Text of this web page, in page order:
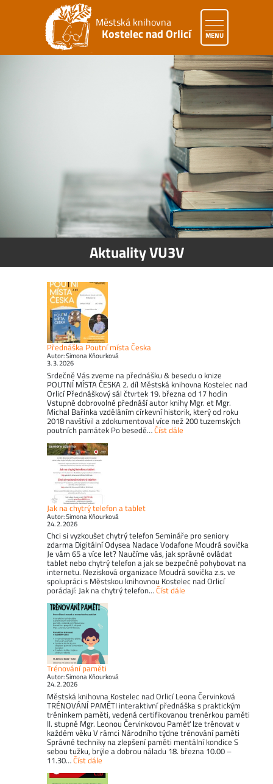
Městská knihovna
Kostelec nad Orlicí MENU
Aktuality VU3V
Přednáška Poutní místa Česka
Autor: Simona Kňourková
3. 3. 2026
Srdečně Vás zveme na přednášku & besedu o knize
POUTNÍ MÍSTA ČESKA 2. díl Městská knihovna Kostelec nad
Orlicí Přednáškový sál čtvrtek 19. března od 17 hodin
Vstupné dobrovolné přednáší autor knihy Mgr. et Mgr.
Michal Bařinka vzděláním církevní historik, který od roku
2018 navštívil a zdokumentoval více než 200 tuzemských
poutních památek Po besedě…Číst dále
Jak na chytrý telefon a tablet
Autor: Simona Kňourková
24. 2. 2026
Chci si vyzkoušet chytrý telefon Semináře pro seniory
zdarma Digitální Odysea Nadace Vodafone Moudrá sovička
Je vám 65 a více let? Naučíme vás, jak správně ovládat
tablet nebo chytrý telefon a jak se bezpečně pohybovat na
internetu. Nezisková organizace Moudrá sovička z.s. ve
spolupráci s Městskou knihovnou Kostelec nad Orlicí
porádají: Jak na chytrý telefon…Číst dále
Trénování paměti
Autor: Simona Kňourková
24. 2. 2026
Městská knihovna Kostelec nad Orlicí Leona Červinková
TRÉNOVÁNÍ PAMĚTI interaktivní přednáška s praktickým
tréninkem paměti, vedená certifikovanou trenérkou paměti
II. stupně Mgr. Leonou Červinkovou Paměť lze trénovat v
každém věku V rámci Národního týdne trénování paměti
Správné techniky na zlepšení paměti mentální kondice S
sebou tužku, brýle a dobrou náladu 18. března 10.00 –
11.30…Číst dále